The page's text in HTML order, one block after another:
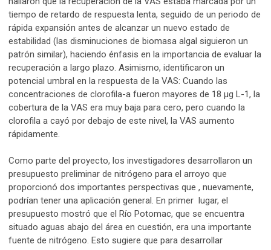
tiempo de retardo de respuesta lenta, seguido de un periodo de
rápida expansión antes de alcanzar un nuevo estado de
estabilidad (las disminuciones de biomasa algal siguieron un
patrón similar), haciendo énfasis en la importancia de evaluar la
recuperación a largo plazo. Asimismo, identificaron un
potencial umbral en la respuesta de la VAS: Cuando las
concentraciones de clorofila-a fueron mayores de 18 μg L-1, la
cobertura de la VAS era muy baja para cero, pero cuando la
clorofila a cayó por debajo de este nivel, la VAS aumento
rápidamente.
Como parte del proyecto, los investigadores desarrollaron un
presupuesto preliminar de nitrógeno para el arroyo que
proporcionó dos importantes perspectivas que , nuevamente,
podrían tener una aplicación general. En primer lugar, el
presupuesto mostró que el Río Potomac, que se encuentra
situado aguas abajo del área en cuestión, era una importante
fuente de nitrógeno. Esto sugiere que para desarrollar